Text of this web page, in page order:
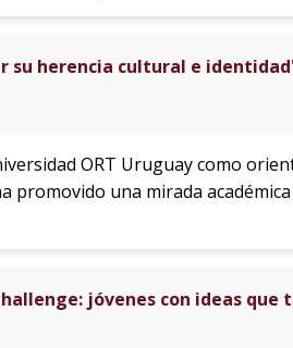
su herencia cultural e
ORT Uruguay como
promovido una mirada
jóvenes con ideas